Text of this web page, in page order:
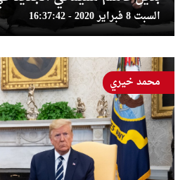
السبت 8 فبراير 2020 - 16:37:42
محمد خيري